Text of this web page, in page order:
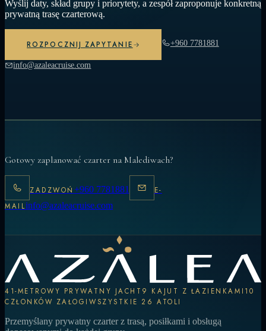
Wyślij daty, skład grupy i priorytety, a zespół zaproponuje konkretną
prywatną trasę czarterową.
ROZPOCZNIJ ZAPYTANIE +960 7781881
info@azaleacruise.com
Gotowy zaplanować czarter na Malediwach?
ZADZWOŃ +960 7781881
E-
MAILinfo@azaleacruise.com
41-METROWY PRYWATNY JACHT 9 KAJUT Z ŁAZIENKAMI 10
CZŁONKÓW ZAŁOGIWSZYSTKIE 26 ATOLI
Przemyślany prywatny czarter z trasą, posiłkami i obsługą